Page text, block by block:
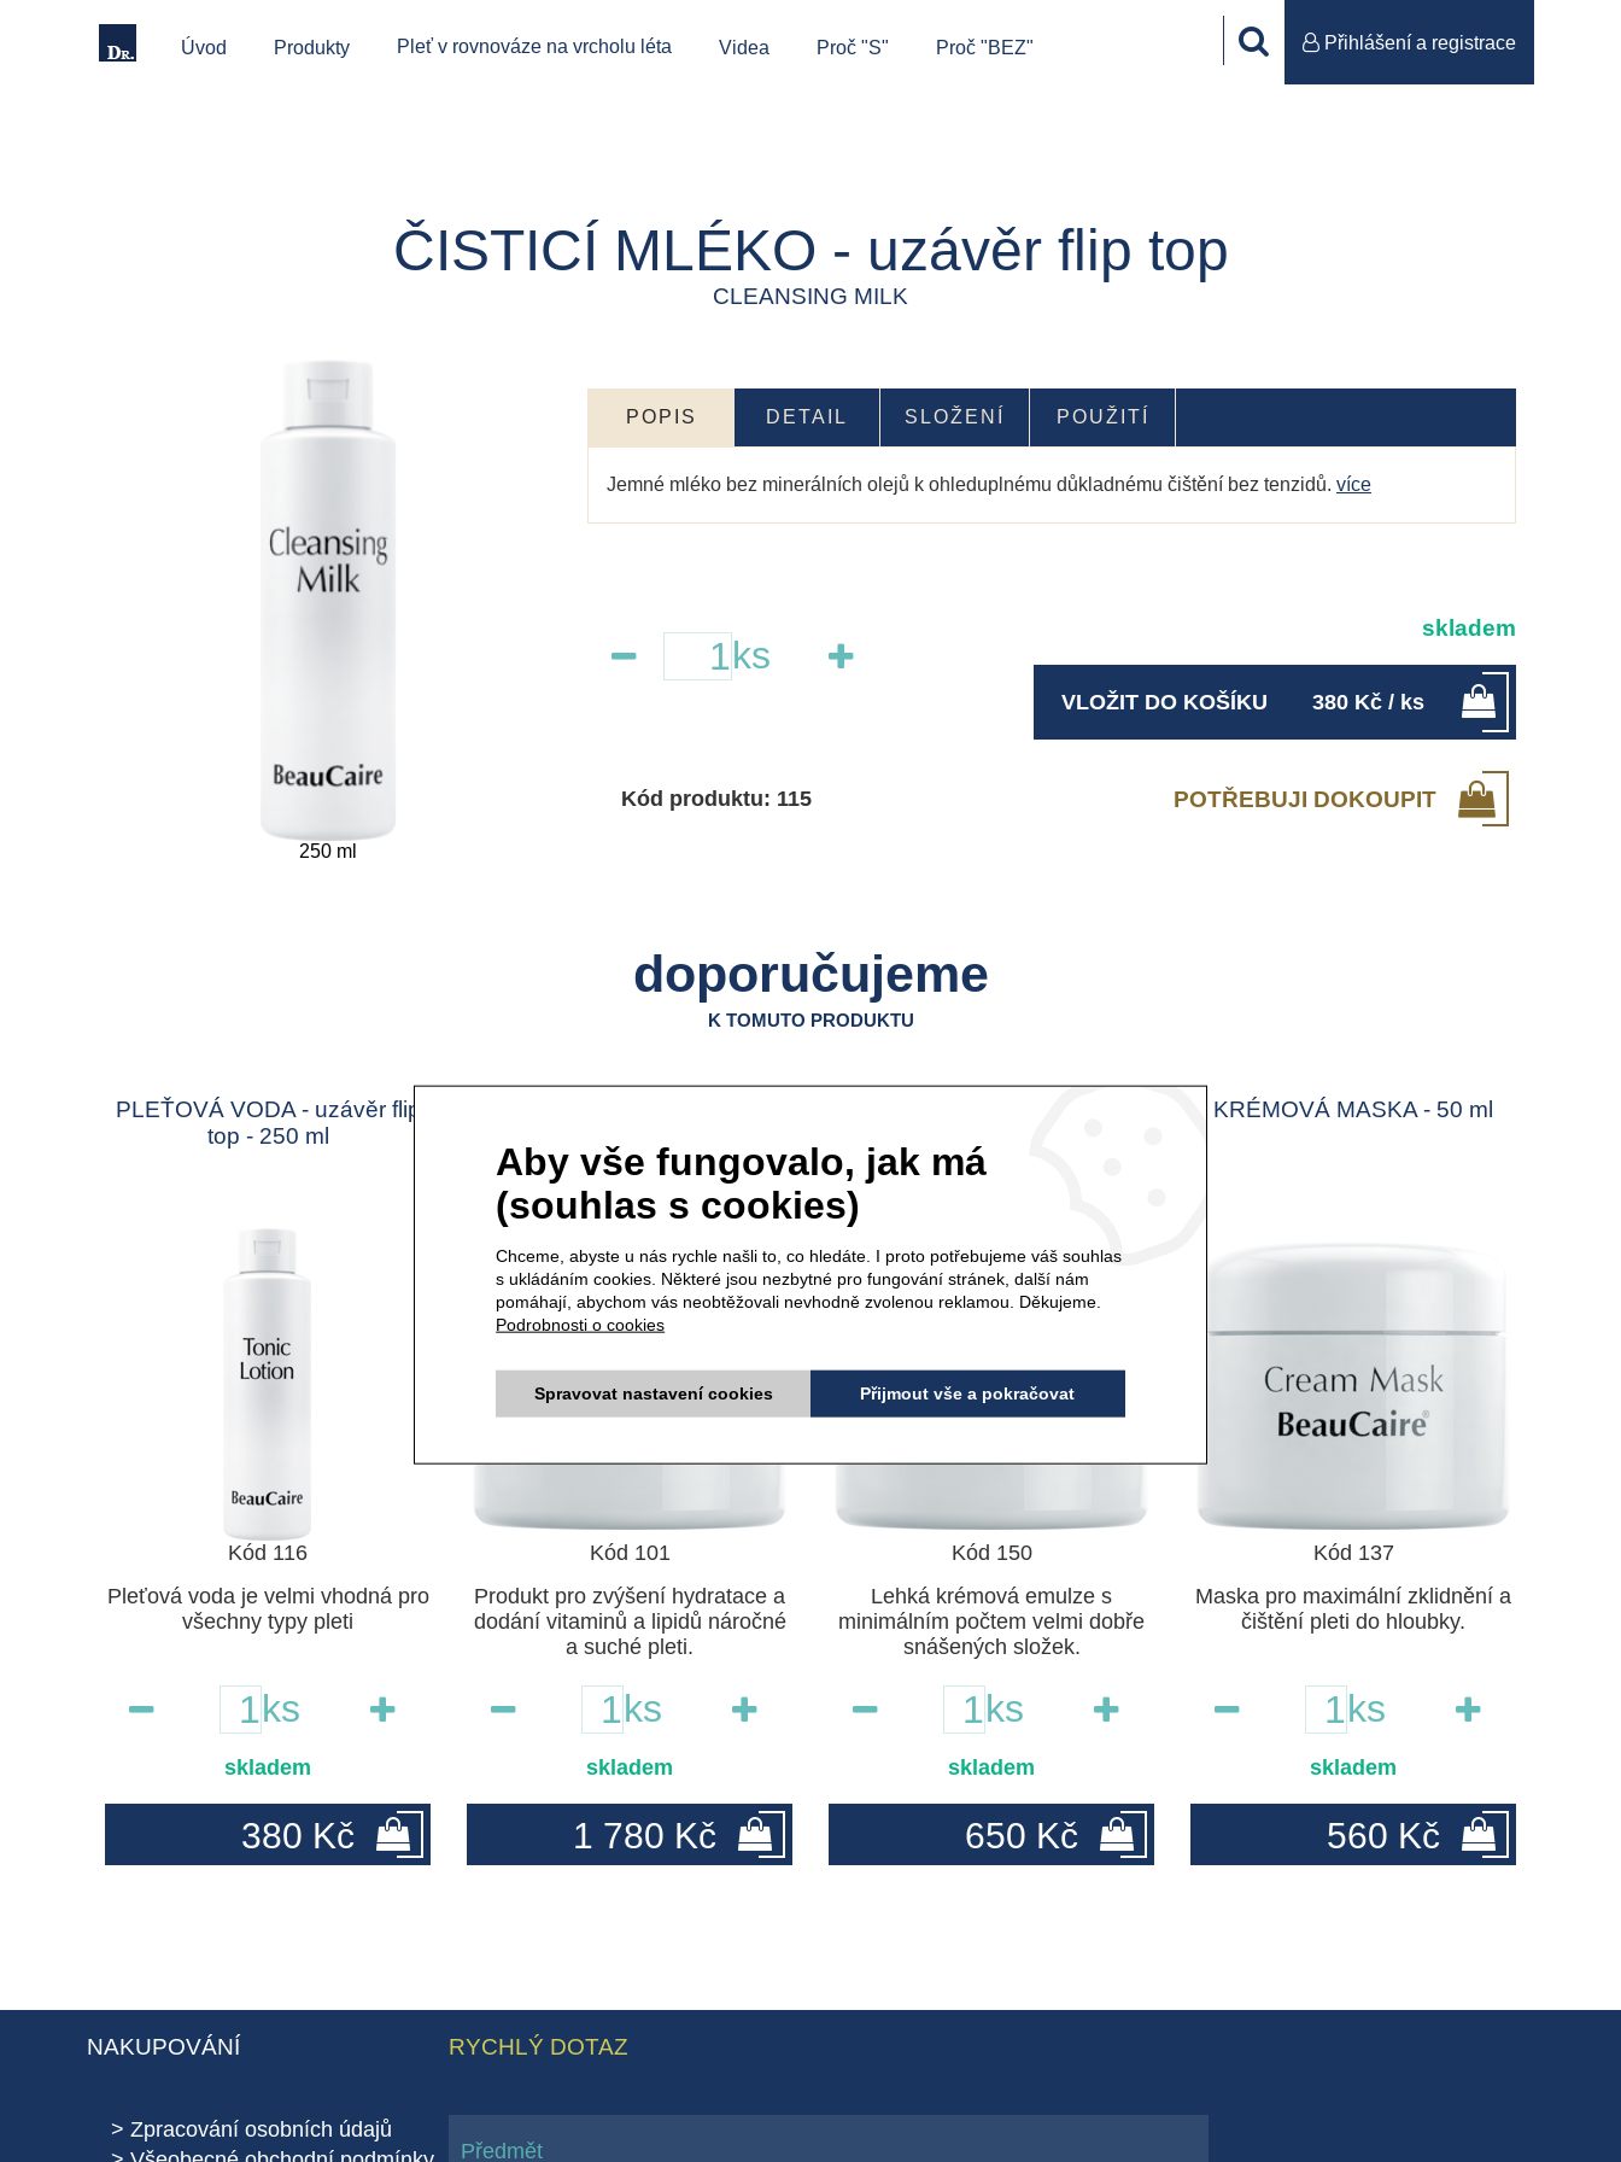
Úvod Produkty Pleť v rovnováze na vrcholu léta Videa Proč "S" Proč "BEZ" Přihlášení a registrace
ČISTICÍ MLÉKO - uzávěr flip top
CLEANSING MILK
250 ml
POPIS DETAIL SLOŽENÍ POUŽITÍ
Jemné mléko bez minerálních olejů k ohleduplnému důkladnému čištění bez tenzidů. více
Kód produktu: 115 POTŘEBUJI DOKOUPIT
ks
skladem
VLOŽIT DO KOŠÍKU 380 Kč / ks
doporučujeme
K TOMUTO PRODUKTU
PLEŤOVÁ VODA - uzávěr flip
top - 250 ml
Kód 116
Pleťová voda je velmi vhodná pro
všechny typy pleti
ks
skladem
380 Kč
Kód 101
Produkt pro zvýšení hydratace a
dodání vitaminů a lipidů náročné
a suché pleti.
ks
skladem
1 780 Kč
Kód 150
Lehká krémová emulze s
minimálním počtem velmi dobře
snášených složek.
ks
skladem
650 Kč
KRÉMOVÁ MASKA - 50 ml
Kód 137
Maska pro maximální zklidnění a
čištění pleti do hloubky.
ks
skladem
560 Kč
NAKUPOVÁNÍ
Zpracování osobních údajů
RYCHLÝ DOTAZ
Aby vše fungovalo, jak má
(souhlas s cookies)
Chceme, abyste u nás rychle našli to, co hledáte. I proto potřebujeme váš souhlas
s ukládáním cookies. Některé jsou nezbytné pro fungování stránek, další nám
pomáhají, abychom vás neobtěžovali nevhodně zvolenou reklamou. Děkujeme.
Podrobnosti o cookies
Spravovat nastavení cookies Přijmout vše a pokračovat